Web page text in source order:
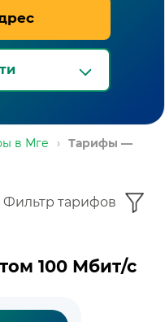
в Мге ›
Тарифы —
Фильтр тарифов
100 Мбит/с